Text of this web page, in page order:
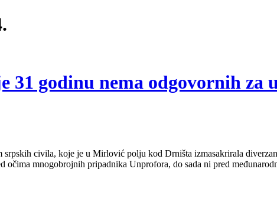
31 godinu nema odgovornih za
srpskih civila, koje je u Mirlović polju kod Drništa izmasakrirala
očima mnogobrojnih pripadnika Unprofora, do sada ni pred